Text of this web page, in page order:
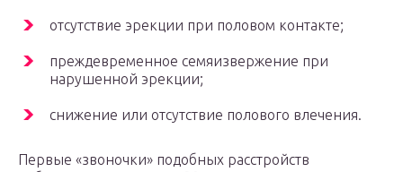
отсутствие эрекции при половом контакте;
преждевременное семяизвержение при
нарушенной эрекции;
снижение или отсутствие полового влечения.
Первые «звоночки» подобных расстройств